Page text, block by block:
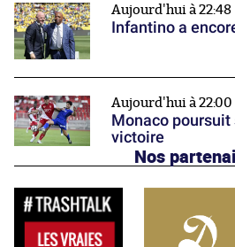
Aujourd'hui à 22:48
Infantino a
Aujourd'hui à 22:00
Monaco poursuit
victoire
Nos